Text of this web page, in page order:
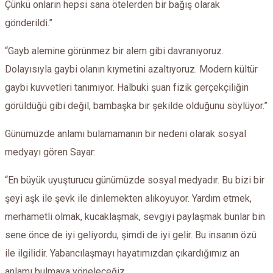
Çünkü onların hepsi sana ötelerden bir bağış olarak
gönderildi.”
“Gayb alemine görünmez bir alem gibi davranıyoruz.
Dolayısıyla gaybi olanın kıymetini azaltıyoruz. Modern kültür
gaybi kuvvetleri tanımıyor. Halbuki şuan fizik gerçekçiliğin
görüldüğü gibi değil, bambaşka bir şekilde olduğunu söylüyor.”
Günümüzde anlamı bulamamanın bir nedeni olarak sosyal
medyayı gören Sayar:
“En büyük uyuşturucu günümüzde sosyal medyadır. Bu bizi bir
şeyi aşk ile şevk ile dinlemekten alıkoyuyor. Yardım etmek,
merhametli olmak, kucaklaşmak, sevgiyi paylaşmak bunlar bin
sene önce de iyi geliyordu, şimdi de iyi gelir. Bu insanın özü
ile ilgilidir. Yabancılaşmayı hayatımızdan çıkardığımız an